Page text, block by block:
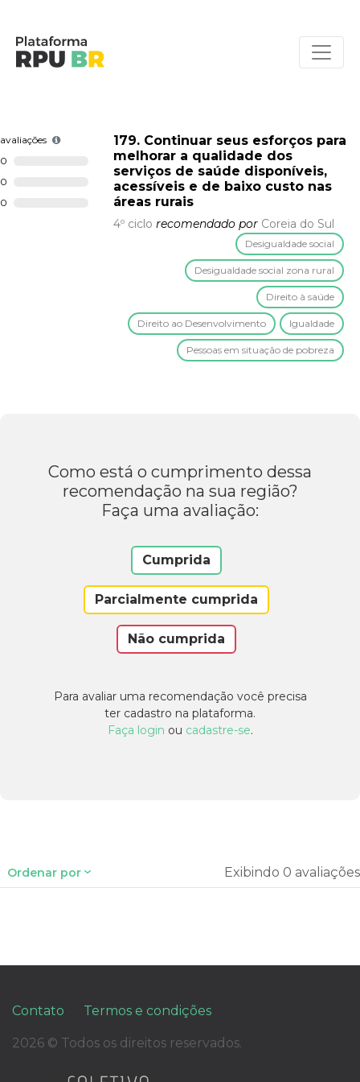
avaliações
0
0
0
179. Continuar seus esforços para
melhorar a qualidade dos
serviços de saúde disponíveis,
acessíveis e de baixo custo nas
áreas rurais
4º ciclo recomendado por Coreia do Sul
Desigualdade social
Desigualdade social zona rural
Direito à saúde
Direito ao Desenvolvimento Igualdade
Pessoas em situação de pobreza
Como está o cumprimento dessa
recomendação na sua região?
Faça uma avaliação:
Cumprida
Parcialmente cumprida
Não cumprida
Para avaliar uma recomendação você precisa
ter cadastro na plataforma.
Faça login ou cadastre-se.
Ordenar por Exibindo 0 avaliações
Contato Termos e condições
2026 © Todos os direitos reservados.